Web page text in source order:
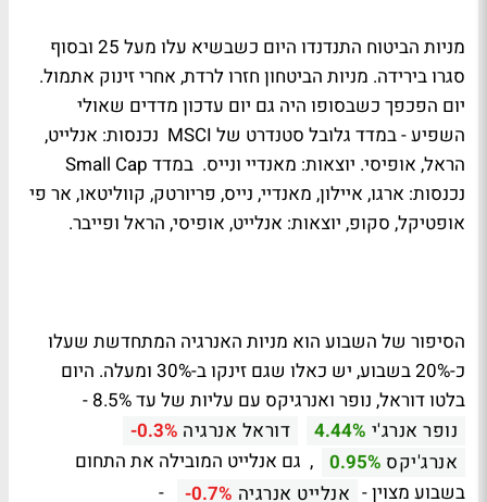
מניות הביטוח התנדנדו היום כשבשיא עלו מעל 25 ובסוף
סגרו בירידה. מניות הביטחון חזרו לרדת, אחרי זינוק אתמול.
יום הפכפך כשבסופו היה גם יום עדכון מדדים שאולי
השפיע - במדד גלובל סטנדרט של MSCI נכנסות: אנלייט,
הראל, אופיסי. יוצאות: מאנדיי ונייס. במדד Small Cap
נכנסות: ארגו, איילון, מאנדיי, נייס, פריורטק, קווליטאו, אר פי
אופטיקל, סקופ, יוצאות: אנלייט, אופיסי, הראל ופייבר.
הסיפור של השבוע הוא מניות האנרגיה המתחדשת שעלו
כ-20% בשבוע, יש כאלו שגם זינקו ב-30% ומעלה. היום
בלטו דוראל, נופר ואנרגיקס עם עליות של עד 8.5% -
נופר אנרג'י 4.44% דוראל אנרגיה -0.3%
אנרג'יקס 0.95% , גם אנלייט המובילה את התחום
בשבוע מצוין - אנלייט אנרגיה -0.7%
-